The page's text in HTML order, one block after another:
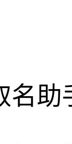
名助